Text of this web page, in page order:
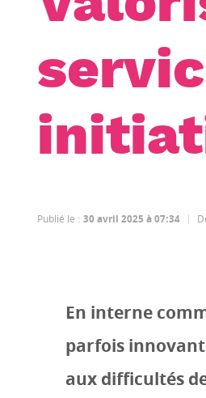
Publié le : 30 avril 2025 à 07:34
En interne
parfois
aux difficultés